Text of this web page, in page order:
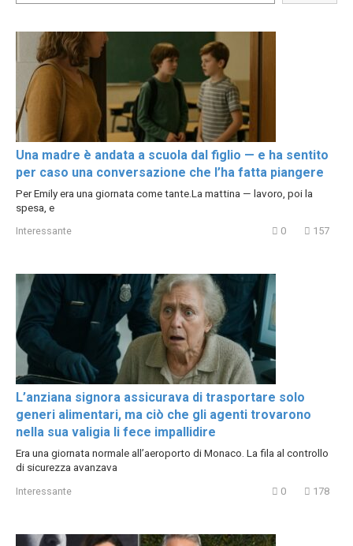
Una madre è andata a scuola dal figlio — e ha sentito
per caso una conversazione che l’ha fatta piangere
Per Emily era una giornata come tante.La mattina — lavoro, poi la
spesa, e
Interessante 0 157
L’anziana signora assicurava di trasportare solo
generi alimentari, ma ciò che gli agenti trovarono
nella sua valigia li fece impallidire
Era una giornata normale all’aeroporto di Monaco. La fila al controllo
di sicurezza avanzava
Interessante 0 178